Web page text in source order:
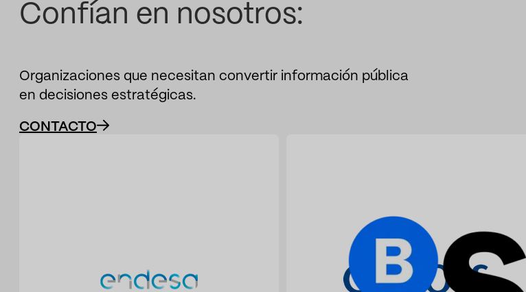
Confían en nosotros:
Organizaciones que necesitan convertir información pública
en decisiones estratégicas.
CONTACTO